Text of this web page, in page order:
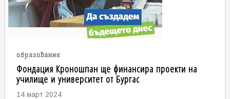
образование
Фондация Кроношпан ще финансира проекти на
училище и университет от Бургас
14 март 2024